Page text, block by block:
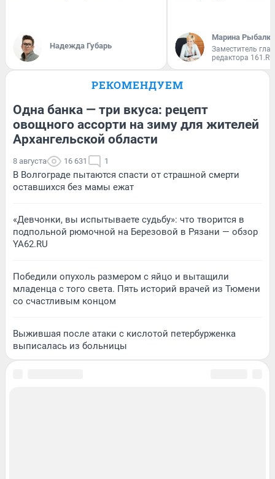
Надежда Губарь
Марина
Заместитель
редактора 161.RU
РЕКОМЕНДУЕМ
Одна банка — три вкуса: рецепт
овощного ассорти на зиму для жителей
Архангельской области
8 августа 16 631 1
В Волгограде пытаются спасти от страшной смерти
оставшихся без мамы ежат
«Девчонки, вы испытываете судьбу»: что творится в
подпольной рюмочной на Березовой в Рязани — обзор
YA62.RU
Победили опухоль размером с яйцо и вытащили
младенца с того света. Пять историй врачей из Тюмени
со счастливым концом
Выжившая после атаки с кислотой петербурженка
выписалась из больницы